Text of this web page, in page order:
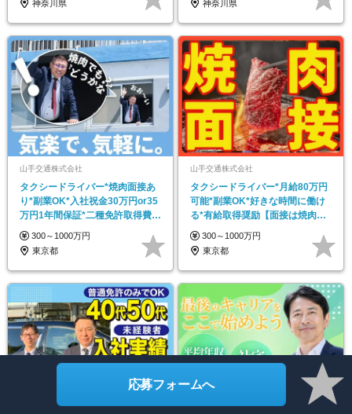
応募フォームへ
神奈川県
神奈川県
山手交通株式会社
タクシードライバー*焼肉面接あ
り*副業OK*入社祝金30万円or35
万円1年間保証*二種免許取得費用
全額負担
300～1000万円
東京都
山手交通株式会社
タクシードライバー*月給80万円
可能*副業OK*好きな時間に働け
る*有給取得奨励【面接は焼肉で
も食べながら】
300～1000万円
東京都